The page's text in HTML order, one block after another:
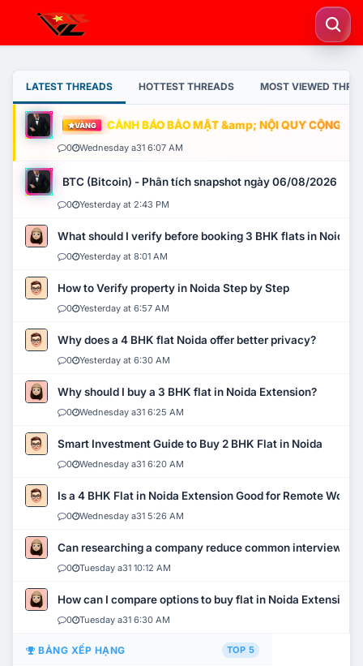
LATEST THREADS HOTTEST THREADS MOST VIEWED
VÀNG CẢNH BÁO BẢO MẬT &amp; NỘI QUY CỘNG
0 Wednesday a31 6:07 AM
BTC (Bitcoin) - Phân tích snapshot ngày 06/08/2026
0 Yesterday at 2:43 PM
What should I verify before booking 3 BHK flats in Noida?
0 Yesterday at 8:01 AM
How to Verify property in Noida Step by Step
0 Yesterday at 6:57 AM
Why does a 4 BHK flat Noida offer better privacy?
0 Yesterday at 6:30 AM
Why should I buy a 3 BHK flat in Noida Extension?
0 Wednesday a31 6:25 AM
Smart Investment Guide to Buy 2 BHK Flat in Noida
0 Wednesday a31 6:20 AM
Is a 4 BHK Flat in Noida Extension Good for Remote Work?
0 Wednesday a31 5:26 AM
Can researching a company reduce common interview
0 Tuesday a31 10:12 AM
How can I compare options to buy flat in Noida Extension?
0 Tuesday a31 6:30 AM
BẢNG XẾP HẠNG TOP 5